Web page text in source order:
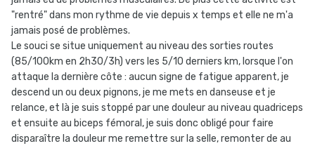
"rentré" dans mon rythme de vie depuis x temps et elle ne m'a
jamais posé de problèmes.
Le souci se situe uniquement au niveau des sorties routes
(85/100km en 2h30/3h) vers les 5/10 derniers km, lorsque l'on
attaque la dernière côte : aucun signe de fatigue apparent, je
descend un ou deux pignons, je me mets en danseuse et je
relance, et là je suis stoppé par une douleur au niveau quadriceps
et ensuite au biceps fémoral, je suis donc obligé pour faire
disparaître la douleur me remettre sur la selle, remonter de au